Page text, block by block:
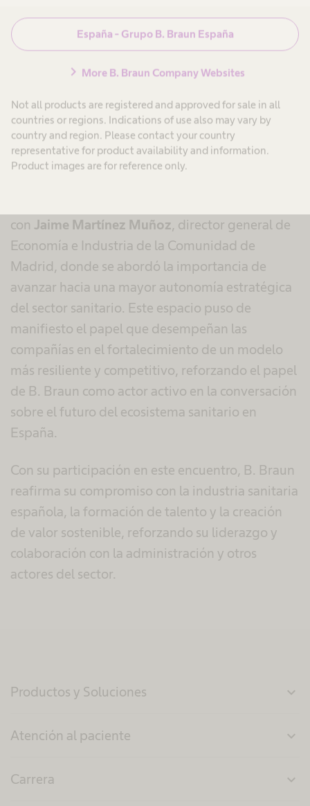
España - Grupo B. Braun España
chevron_right More B. Braun Company Websites
Not all products are registered and approved for sale in all
countries or regions. Indications of use also may vary by
country and region. Please contact your country
representative for product availability and information.
Product images are for reference only.
consejero delegado de B. Braun España, a
Virginia Durán Muñoz-Cruzado, cirujana
en valor la dedicación del equipo clínico para
ofrecer tratamientos innovadores y
personalizados a pacientes con condiciones
complejas.
con Jaime Martínez Muñoz, director general de
Economía e Industria de la Comunidad de
Madrid, donde se abordó la importancia de
avanzar hacia una mayor autonomía estratégica
del sector sanitario. Este espacio puso de
manifiesto el papel que desempeñan las
compañías en el fortalecimiento de un modelo
más resiliente y competitivo, reforzando el papel
de B. Braun como actor activo en la conversación
sobre el futuro del ecosistema sanitario en
España.
Con su participación en este encuentro, B. Braun
reafirma su compromiso con la industria sanitaria
española, la formación de talento y la creación
de valor sostenible, reforzando su liderazgo y
colaboración con la administración y otros
actores del sector.
Productos y Soluciones expand_more
Atención al paciente expand_more
Carrera expand_more